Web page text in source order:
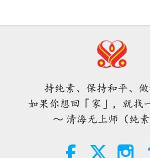
32:43
3:05
希望那些仍在沉
视台见到
焦点新闻
四至六月（二集之
持纯素、保持和平、做
如果你想回「家」，就找
～ 清海无上师（纯素